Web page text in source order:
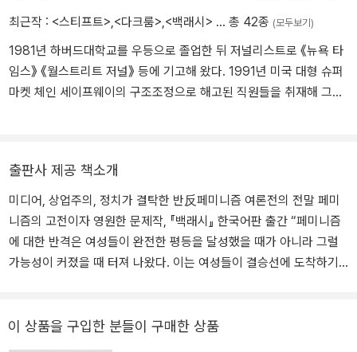
최근작 : <스티프트> <다크룸> <백래시> … 총 42종 (모두보기)
1981년 하버드대학교를 우등으로 졸업한 뒤 저널리스트로 《뉴욕 타
임스》 《월스트리트 저널》 등에 기고해 왔다. 1991년 미국 대형 슈퍼
마켓 체인 세이프웨이의 구조조정으로 해고된 직원들을 취재해 그해
적인 반향을 일으켰고, 이 책으로 1991년 전미도서비평가협회상(논
픽션 부문)을 수상했다. 이후 페미니스트 저널리스트로서의 끈질긴
취재와 치밀한 분석을 통해 『스티프트』와 『테러 드림(The Terror Dr
eam)』 『다크룸』으로 이어지는 책 세 권을 더 집필했다. 2007년 출
간된 『테러 드림』에서는 9·11 사태에 대한 미국인들의 ‘젠더화된’ 심
다뤘다. 『다크룸』은 커커스리뷰상을 수상했으며 퓰리처상 최종 후보
출판사 제공 책소개
미디어, 상업주의, 정치가 결탁한 반反페미니즘 여론전의 전말 페미
니즘의 고전이자 영원한 문제작, 『백래시』 한국어판 출간 “페미니즘
에 대한 반격은 여성들이 완전한 평등을 달성했을 때가 아니라 그럴
가능성이 커졌을 때 터져 나왔다. 이는 여성들이 결승선에 도착하기
사적 이정표”, “단숨에 고전이 될 책”이라는 평을 두루 받으며 화제에
이 상품을 구입한 분들이 구매한 상품